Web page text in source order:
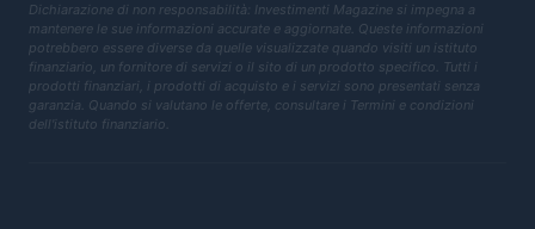
Dichiarazione di non responsabilità: Investimenti Magazine si impegna a
mantenere le sue informazioni accurate e aggiornate. Queste informazioni
potrebbero essere diverse da quelle visualizzate quando visiti un istituto
finanziario, un fornitore di servizi o il sito di un prodotto specifico. Tutti i
prodotti finanziari, i prodotti di acquisto e i servizi sono presentati senza
garanzia. Quando si valutano le offerte, consultare i Termini e condizioni
dell'istituto finanziario.